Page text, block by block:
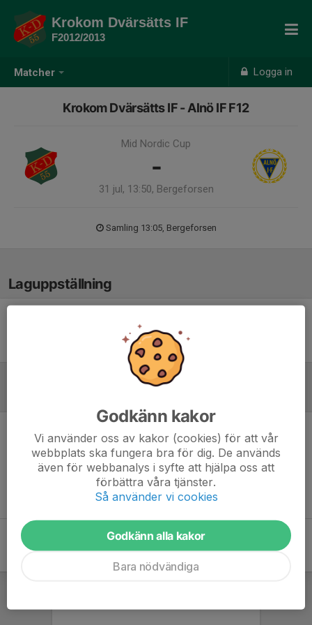
Matcher Logga in
Krokom Dvärsätts IF
F2012/2013
Krokom Dvärsätts IF - Alnö IF F12
Mid Nordic Cup
-
31 jul, 13:50, Bergeforsen
Samling 13:05, Bergeforsen
Laguppställning
Ingen uppställning ifylld
Inget referat skrivet
Godkänn kakor
Vi använder oss av kakor (cookies) för att vår
webbplats ska fungera bra för dig. De används
även för webbanalys i syfte att hjälpa oss att
förbättra våra tjänster.
Så använder vi cookies
Godkänn alla kakor
Bara nödvändiga